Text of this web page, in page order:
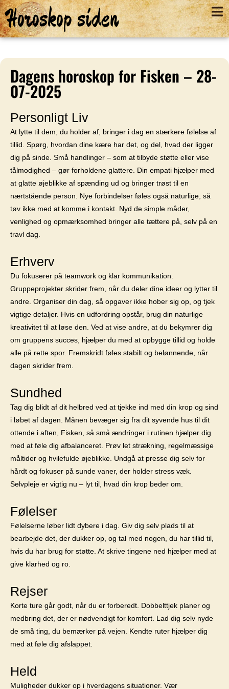
Horoskop siden
Dagens horoskop for Fisken – 28-
07-2025
Personligt Liv
At lytte til dem, du holder af, bringer i dag en stærkere følelse af
tillid. Spørg, hvordan dine kære har det, og del, hvad der ligger
dig på sinde. Små handlinger – som at tilbyde støtte eller vise
tålmodighed – gør forholdene glattere. Din empati hjælper med
at glatte øjeblikke af spænding ud og bringer trøst til en
nærtstående person. Nye forbindelser føles også naturlige, så
tøv ikke med at komme i kontakt. Nyd de simple måder,
venlighed og opmærksomhed bringer alle tættere på, selv på en
travl dag.
Erhverv
Du fokuserer på teamwork og klar kommunikation.
Gruppeprojekter skrider frem, når du deler dine ideer og lytter til
andre. Organiser din dag, så opgaver ikke hober sig op, og tjek
vigtige detaljer. Hvis en udfordring opstår, brug din naturlige
kreativitet til at løse den. Ved at vise andre, at du bekymrer dig
om gruppens succes, hjælper du med at opbygge tillid og holde
alle på rette spor. Fremskridt føles stabilt og belønnende, når
dagen skrider frem.
Sundhed
Tag dig blidt af dit helbred ved at tjekke ind med din krop og sind
i løbet af dagen. Månen bevæger sig fra dit syvende hus til dit
ottende i aften, Fisken, så små ændringer i rutinen hjælper dig
med at føle dig afbalanceret. Prøv let strækning, regelmæssige
måltider og hvilefulde øjeblikke. Undgå at presse dig selv for
hårdt og fokuser på sunde vaner, der holder stress væk.
Selvpleje er vigtig nu – lyt til, hvad din krop beder om.
Følelser
Følelserne løber lidt dybere i dag. Giv dig selv plads til at
bearbejde det, der dukker op, og tal med nogen, du har tillid til,
hvis du har brug for støtte. At skrive tingene ned hjælper med at
give klarhed og ro.
Rejser
Korte ture går godt, når du er forberedt. Dobbelttjek planer og
medbring det, der er nødvendigt for komfort. Lad dig selv nyde
de små ting, du bemærker på vejen. Kendte ruter hjælper dig
med at føle dig afslappet.
Held
Muligheder dukker op i hverdagens situationer. Vær